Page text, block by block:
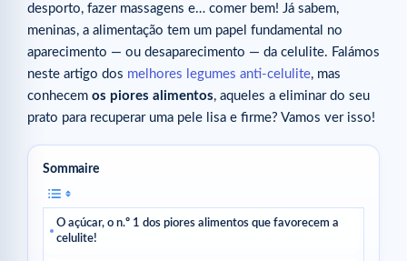
desporto, fazer massagens e… comer bem! Já sabem,
meninas, a alimentação tem um papel fundamental no
aparecimento — ou desaparecimento — da celulite. Falámos
neste artigo dos melhores legumes anti-celulite, mas
conhecem os piores alimentos, aqueles a eliminar do seu
prato para recuperar uma pele lisa e firme? Vamos ver isso!
Sommaire
O açúcar, o n.º 1 dos piores alimentos que favorecem a
celulite!